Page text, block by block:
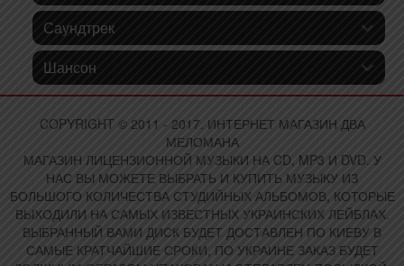
Саундтрек
Шансон
COPYRIGHT © 2011 - 2017. ИНТЕРНЕТ МАГАЗИН ДВА
МЕЛОМАНА
МАГАЗИН ЛИЦЕНЗИОННОЙ МУЗЫКИ НА CD, MP3 И DVD. У
НАС ВЫ МОЖЕТЕ ВЫБРАТЬ И КУПИТЬ МУЗЫКУ ИЗ
БОЛЬШОГО КОЛИЧЕСТВА СТУДИЙНЫХ АЛЬБОМОВ, КОТОРЫЕ
ВЫХОДИЛИ НА САМЫХ ИЗВЕСТНЫХ УКРАИНСКИХ ЛЕЙБЛАХ.
ВЫБРАННЫЙ ВАМИ ДИСК БУДЕТ ДОСТАВЛЕН ПО КИЕВУ В
САМЫЕ КРАТЧАЙШИЕ СРОКИ, ПО УКРАИНЕ ЗАКАЗ БУДЕТ